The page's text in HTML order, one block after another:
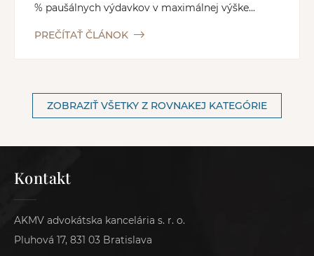
% paušálnych výdavkov v maximálnej výške...
PREČÍTAŤ ČLÁNOK
ZOBRAZIŤ VŠETKY Z ROVNAKEJ KATEGÓRIE
Kontakt
AKMV advokátska kancelária s. r. o.
Pluhová 17, 831 03 Bratislava